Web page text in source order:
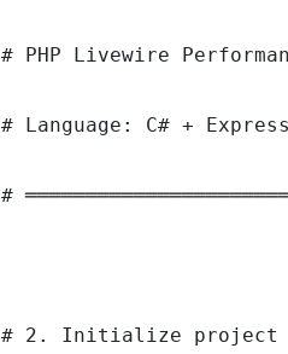
# PHP Livewire
# Language: C# + Express
#
# 2. Initialize project